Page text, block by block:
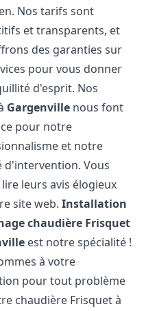
Nos tarifs sont
et transparents, et
des garanties sur
pour vous donner
d'esprit. Nos
Gargenville nous font
pour notre
et notre
d'intervention. Vous
leurs avis élogieux
site web.Installation
chaudière Frisquet
est notre spécialité !
à votre
pour tout problème
chaudière Frisquet à